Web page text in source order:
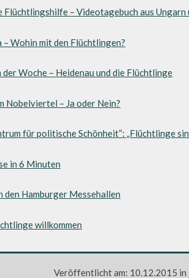
Flüchtlingshilfe – Videotagebuch aus Ungarn
– Wohin mit den Flüchtlingen?
Woche – Heidenau und die Flüchtlinge
Nobelviertel – Ja oder Nein?
für politische Schönheit“: „Flüchtlinge
in 6 Minuten
Hamburger Messehallen
willkommen
Veröffentlicht am: 10.12.2015 in